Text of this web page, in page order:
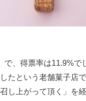
、得票率は11.9%で
たという老舗菓子店
し上がって頂く」を